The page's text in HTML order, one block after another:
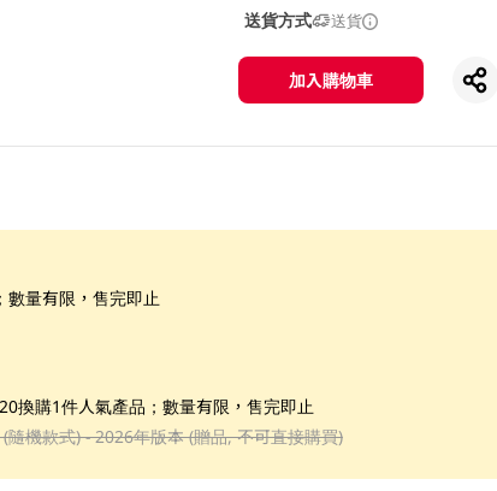
送貨方式 送貨
加入購物車
量有限，售完即止
換購1件人氣產品；數量有限，售完即止
機款式) - 2026年版本 (贈品, 不可直接購買)